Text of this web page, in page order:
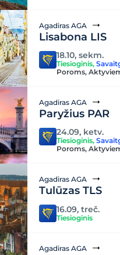
Agadiras AGA
Lisabona LIS
18.10, sekm.
Tiesioginis,
Poroms,
Agadiras AGA
Paryžius PAR
24.09, ketv.
Tiesioginis,
Poroms,
Agadiras AGA
Tulūzas TLS
16.09, treč.
Tiesioginis
Agadiras AGA